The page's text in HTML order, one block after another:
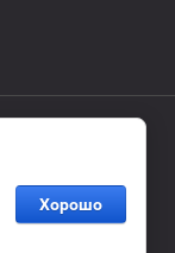
Хорошо